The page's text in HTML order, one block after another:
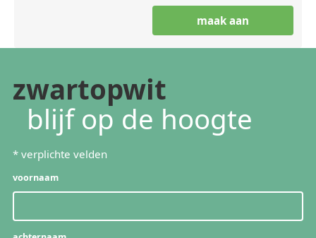
zwartopwit
blijf op de hoogte
* verplichte velden
voornaam